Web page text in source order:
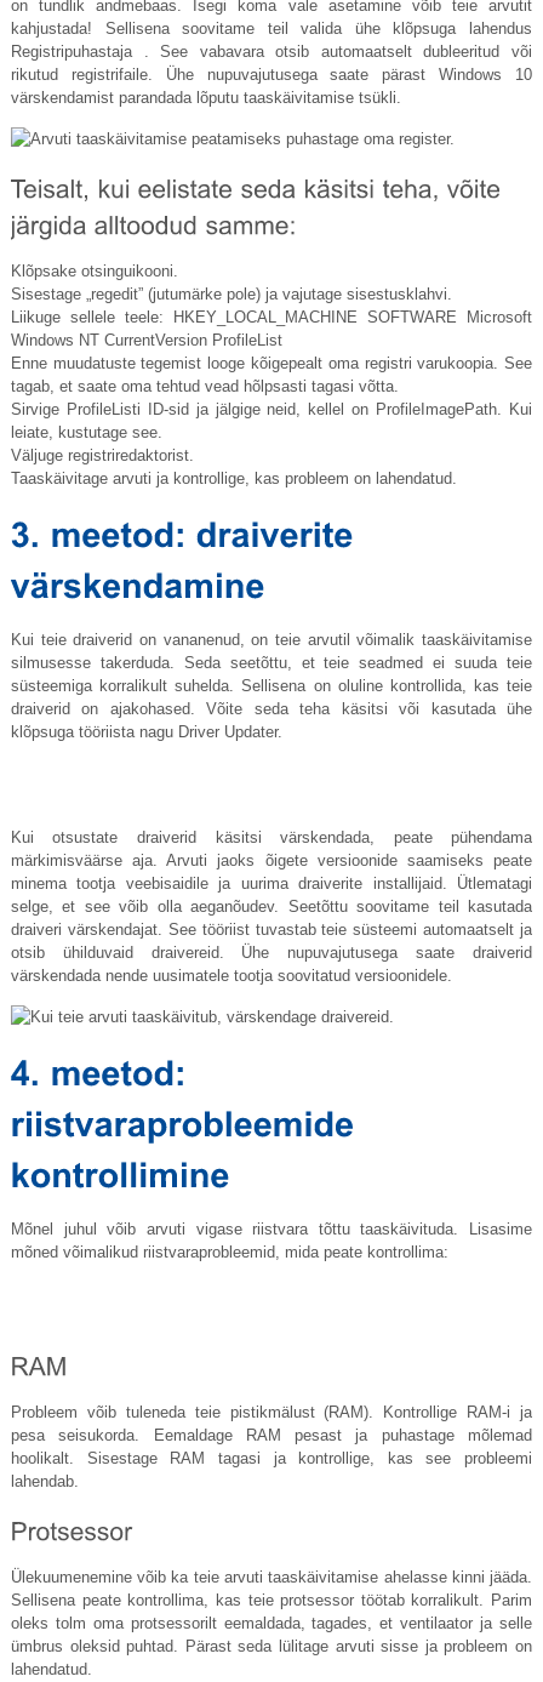
on tundlik andmebaas. Isegi koma vale asetamine võib teie arvutit
kahjustada! Sellisena soovitame teil valida ühe klõpsuga lahendus
Registripuhastaja . See vabavara otsib automaatselt dubleeritud või
rikutud registrifaile. Ühe nupuvajutusega saate pärast Windows 10
värskendamist parandada lõputu taaskäivitamise tsükli.
Klõpsake otsinguikooni.
Sisestage „regedit” (jutumärke pole) ja vajutage sisestusklahvi.
Liikuge sellele teele: HKEY_LOCAL_MACHINE SOFTWARE Microsoft
Windows NT CurrentVersion ProfileList
Enne muudatuste tegemist looge kõigepealt oma registri varukoopia. See
tagab, et saate oma tehtud vead hõlpsasti tagasi võtta.
Sirvige ProfileListi ID-sid ja jälgige neid, kellel on ProfileImagePath. Kui
leiate, kustutage see.
Väljuge registriredaktorist.
Taaskäivitage arvuti ja kontrollige, kas probleem on lahendatud.
Kui teie draiverid on vananenud, on teie arvutil võimalik taaskäivitamise
silmusesse takerduda. Seda seetõttu, et teie seadmed ei suuda teie
süsteemiga korralikult suhelda. Sellisena on oluline kontrollida, kas teie
draiverid on ajakohased. Võite seda teha käsitsi või kasutada ühe
klõpsuga tööriista nagu Driver Updater.
Kui otsustate draiverid käsitsi värskendada, peate pühendama
märkimisväärse aja. Arvuti jaoks õigete versioonide saamiseks peate
minema tootja veebisaidile ja uurima draiverite installijaid. Ütlematagi
selge, et see võib olla aeganõudev. Seetõttu soovitame teil kasutada
draiveri värskendajat. See tööriist tuvastab teie süsteemi automaatselt ja
otsib ühilduvaid draivereid. Ühe nupuvajutusega saate draiverid
värskendada nende uusimatele tootja soovitatud versioonidele.
Mõnel juhul võib arvuti vigase riistvara tõttu taaskäivituda. Lisasime
mõned võimalikud riistvaraprobleemid, mida peate kontrollima:
Probleem võib tuleneda teie pistikmälust (RAM). Kontrollige RAM-i ja
pesa seisukorda. Eemaldage RAM pesast ja puhastage mõlemad
hoolikalt. Sisestage RAM tagasi ja kontrollige, kas see probleemi
lahendab.
Ülekuumenemine võib ka teie arvuti taaskäivitamise ahelasse kinni jääda.
Sellisena peate kontrollima, kas teie protsessor töötab korralikult. Parim
oleks tolm oma protsessorilt eemaldada, tagades, et ventilaator ja selle
ümbrus oleksid puhtad. Pärast seda lülitage arvuti sisse ja probleem on
lahendatud.